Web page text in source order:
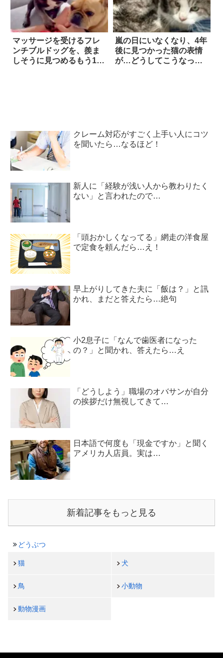
マッサージを受けるフレ
ンチブルドッグを、羨ま
しそうに見つめるもう1
嵐の日にいなくなり、4年
後に見つかった猫の表情
が…どうしてこうなった
クレーム対応がすごく上手い人にコツ
を聞いたら…なるほど！
新人に「経験が浅い人から教わりたく
ない」と言われたので…
「頭おかしくなってる」網走の洋食屋
で定食を頼んだら…え！
早上がりしてきた夫に「飯は？」と訊
かれ、まだと答えたら…絶句
小2息子に「なんで歯医者になった
の？」と聞かれ、答えたら…え
「どうしよう」職場のオバサンが自分
の挨拶だけ無視してきて…
日本語で何度も「現金ですか」と聞く
アメリカ人店員。実は…
新着記事をもっと見る
どうぶつ
猫 犬
鳥 小動物
動物漫画